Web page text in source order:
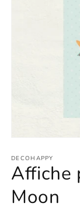
média
dans
fenêtre
modale
DECOHAPPY
Affiche
Moon